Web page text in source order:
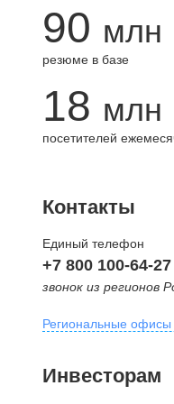
90 млн
резюме в базе
18 млн
посетителей
Контакты
Единый телефон
+7 800 100-64-27
звонок из регионов
Региональные
внутригородская
Инвесторам